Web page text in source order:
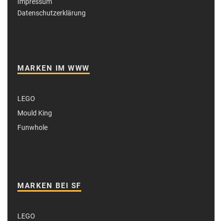
Impressum
Datenschutzerklärung
MARKEN IM WWW
LEGO
Mould King
Funwhole
MARKEN BEI SF
LEGO